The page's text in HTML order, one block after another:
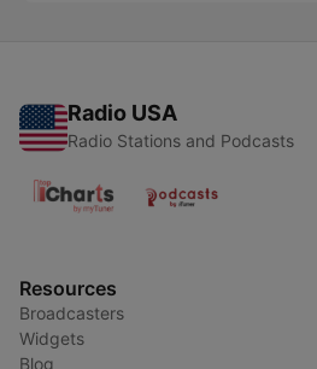
Radio USA
Radio Stations and Podcasts
Resources
Broadcasters
Widgets
Blog